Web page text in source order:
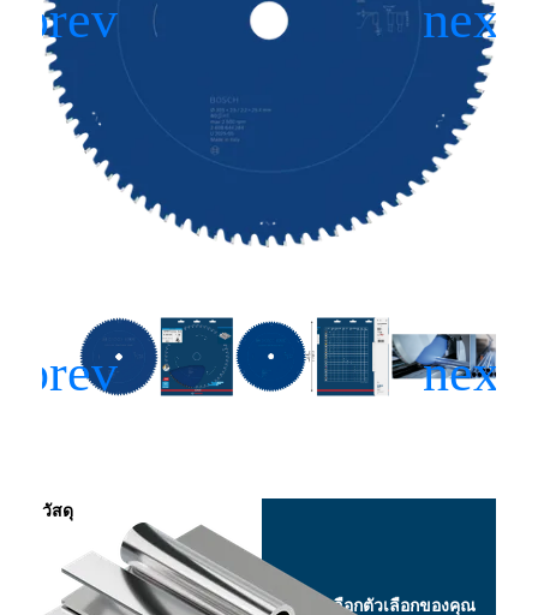
วัสดุ
เลือกตัวเลือกของคุณ